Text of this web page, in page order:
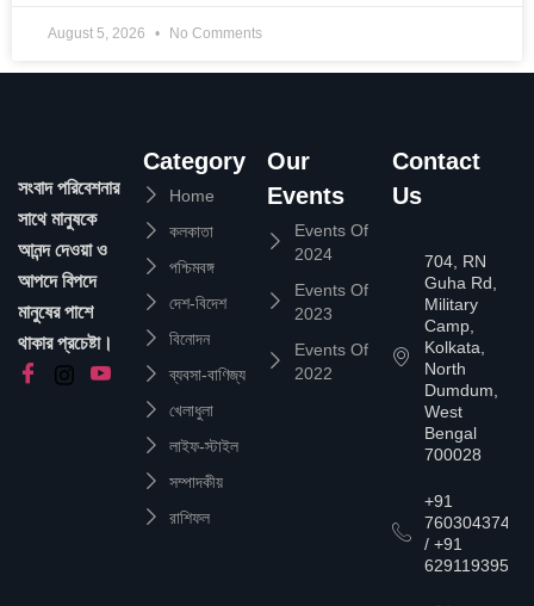
August 5, 2026 No Comments
সংবাদ পরিবেশনার
সাথে মানুষকে
আনন্দ দেওয়া ও
আপদে বিপদে
মানুষের পাশে
থাকার প্রচেষ্টা।
Category
Home
কলকাতা
পশ্চিমবঙ্গ
দেশ-বিদেশ
বিনোদন
ব্যবসা-বাণিজ্য
খেলাধুলা
লাইফ-স্টাইল
সম্পাদকীয়
রাশিফল
Our
Events
Events Of
2024
Events Of
2023
Events Of
2022
Contact
Us
704, RN
Guha Rd,
Military
Camp,
Kolkata,
North
Dumdum,
West
Bengal
700028
+91
7603043747
/ +91
6291193957